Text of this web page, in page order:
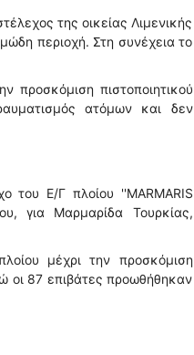
της οικείας Λιμενικής
περιοχή. Στη συνέχεια το
προσκόμιση πιστοποιητικού
ατόμων και δεν
του Ε/Γ πλοίου ''MARMARIS
για Μαρμαρίδα Τουρκίας,
μέχρι την προσκόμιση
οι 87 επιβάτες προωθήθηκαν